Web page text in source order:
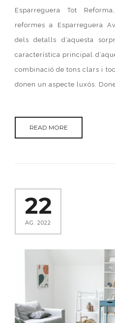
Esparreguera Tot
reformes a Esparreguera
dels detalls d’aquesta
característica principal
combinació de tons clars i
donen un aspecte luxós.
READ MORE
22
AG. 2022